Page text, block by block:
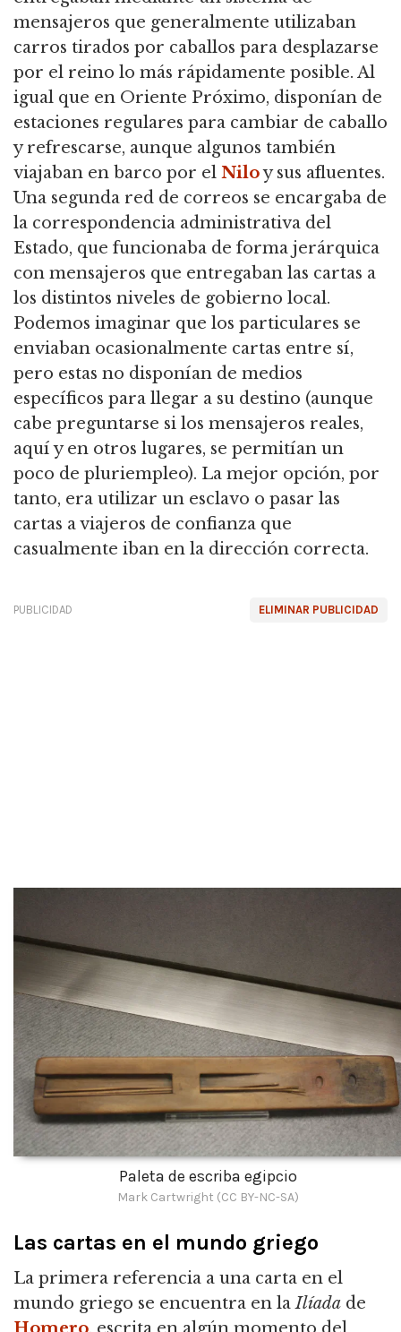
mensajeros que generalmente utilizaban
carros tirados por caballos para desplazarse
por el reino lo más rápidamente posible. Al
igual que en Oriente Próximo, disponían de
estaciones regulares para cambiar de caballo
y refrescarse, aunque algunos también
viajaban en barco por el Niloy sus afluentes.
Una segunda red de correos se encargaba de
la correspondencia administrativa del
Estado, que funcionaba de forma jerárquica
con mensajeros que entregaban las cartas a
los distintos niveles de gobierno local.
Podemos imaginar que los particulares se
enviaban ocasionalmente cartas entre sí,
pero estas no disponían de medios
específicos para llegar a su destino (aunque
cabe preguntarse si los mensajeros reales,
aquí y en otros lugares, se permitían un
poco de pluriempleo). La mejor opción, por
tanto, era utilizar un esclavo o pasar las
cartas a viajeros de confianza que
casualmente iban en la dirección correcta.
ELIMINAR PUBLICIDAD
PUBLICIDAD
Paleta de escriba egipcio
Mark Cartwright (CC BY-NC-SA)
Las cartas en el mundo griego
La primera referencia a una carta en el
mundo griego se encuentra en laIlíada de